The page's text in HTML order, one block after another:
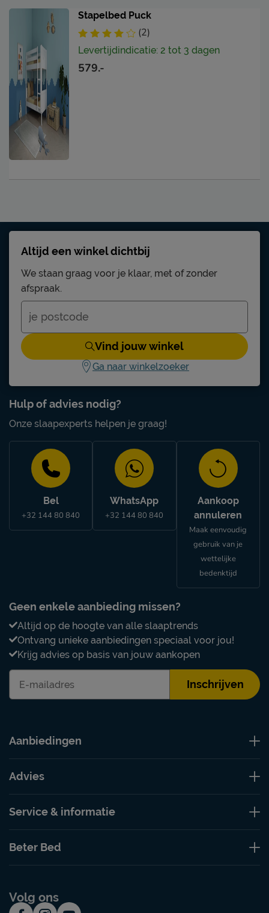
Stapelbed Puck
(2)
Levertijdindicatie: 2 tot 3 dagen
579.-
Hulp of advies nodig?
Onze slaapexperts helpen je graag!
Bel
+32 144 80 840
WhatsApp
+32 144 80 840
Aankoop
annuleren
Maak eenvoudig
gebruik van je
wettelijke
bedenktijd
Geen enkele aanbieding missen?
Altijd op de hoogte van alle slaaptrends
Ontvang unieke aanbiedingen speciaal voor jou!
Krijg advies op basis van jouw aankopen
Inschrijven
Altijd een winkel dichtbij
We staan graag voor je klaar, met of zonder
afspraak.
Vind jouw winkel
Ga naar winkelzoeker
Aanbiedingen
Advies
Service & informatie
Beter Bed
Volg ons